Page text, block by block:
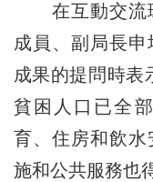
在互動交流環
成員、副局長
成果的提問時表
貧困人口已全
育、住房和飲水
施和公共服務也